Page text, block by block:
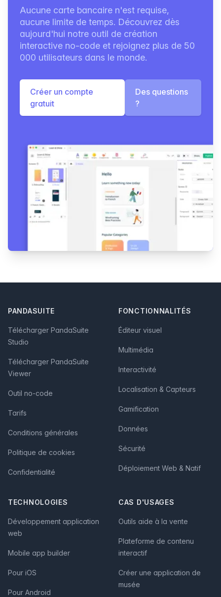
Aucune carte bancaire n'est requise,
aucune limite de temps. Découvrez dès
aujourd'hui notre outil de création
interactive no-code et rejoignez plus de 50
000 utilisateurs dans le monde.
Créer un compte
gratuit
Des questions
?
PANDASUITE
Télécharger PandaSuite
Studio
Télécharger PandaSuite
Viewer
Outil no-code
Tarifs
Conditions générales
Politique de cookies
Confidentialité
FONCTIONNALITÉS
Éditeur visuel
Multimédia
Interactivité
Localisation & Capteurs
Gamification
Données
Sécurité
Déploiement Web & Natif
TECHNOLOGIES
Développement application
web
Mobile app builder
Pour iOS
Pour Android
CAS D'USAGES
Outils aide à la vente
Plateforme de contenu
interactif
Créer une application de
musée